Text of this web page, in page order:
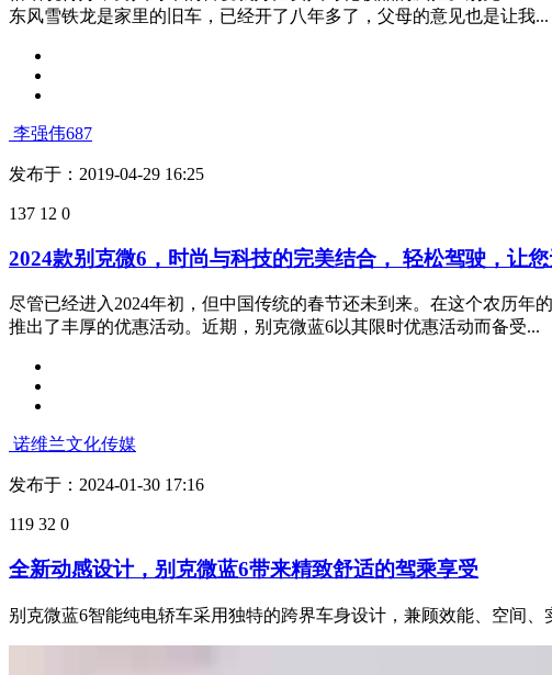
东风雪铁龙是家里的旧车，已经开了八年多了，父母的意见也是让我...